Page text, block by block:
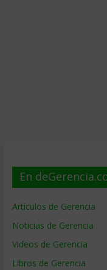
En
Artículos de Gerencia
Noticias de Gerencia
Videos de Gerencia
Libros de Gerencia